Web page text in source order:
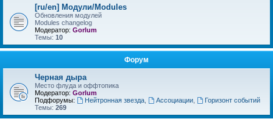
[ru/en] Модули/Modules
Обновления модулей
Modules changelog
Модератор: Gorlum
Темы: 10
Форум
Черная дыра
Место флуда и оффтопика
Модератор: Gorlum
Подфорумы:
Нейтронная звезда, Ассоциации,
Горизонт событий
Темы: 269